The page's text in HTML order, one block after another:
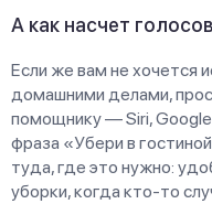
А как насчет
Если же вам не хочется
домашними делами,
помощнику — Siri, Google
фраза «Убери в
туда, где это нужно:
уборки, когда кто-то